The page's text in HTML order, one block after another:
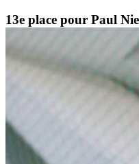
13e place pour Paul